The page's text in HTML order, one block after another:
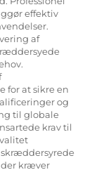
effektiv
af
for at sikre en
og
til globale
krav til
der kræver